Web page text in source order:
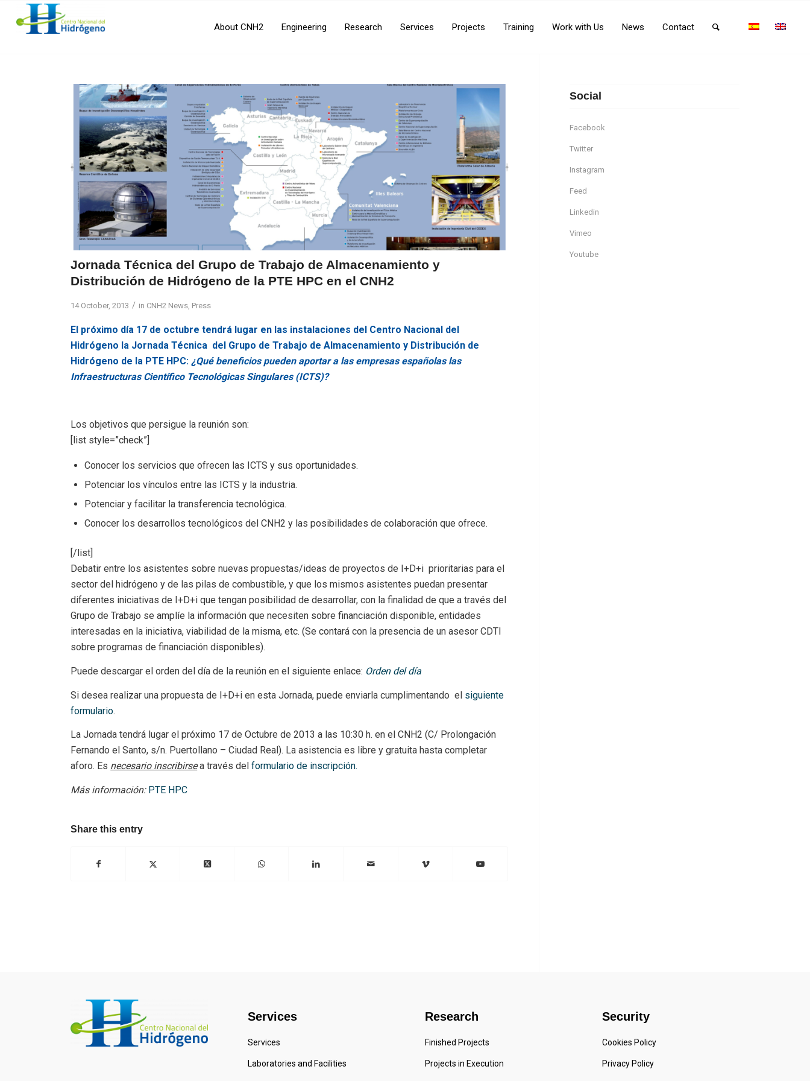
About CNH2 Engineering Research Services Projects Training Work with Us News Contact
Jornada Técnica del Grupo de Trabajo de Almacenamiento y
Distribución de Hidrógeno de la PTE HPC en el CNH2
14 October, 2013 / in CNH2 News, Press
El próximo día 17 de octubre tendrá lugar en las instalaciones del Centro Nacional del
Hidrógeno la Jornada Técnica del Grupo de Trabajo de Almacenamiento y Distribución de
Hidrógeno de la PTE HPC: ¿Qué beneficios pueden aportar a las empresas españolas las
Infraestructuras Científico Tecnológicas Singulares (ICTS)?
Los objetivos que persigue la reunión son:
[list style=”check”]
Conocer los servicios que ofrecen las ICTS y sus oportunidades.
Potenciar los vínculos entre las ICTS y la industria.
Potenciar y facilitar la transferencia tecnológica.
Conocer los desarrollos tecnológicos del CNH2 y las posibilidades de colaboración que ofrece.
[/list]
Debatir entre los asistentes sobre nuevas propuestas/ideas de proyectos de I+D+i prioritarias para el
sector del hidrógeno y de las pilas de combustible, y que los mismos asistentes puedan presentar
diferentes iniciativas de I+D+i que tengan posibilidad de desarrollar, con la finalidad de que a través del
Grupo de Trabajo se amplíe la información que necesiten sobre financiación disponible, entidades
interesadas en la iniciativa, viabilidad de la misma, etc. (Se contará con la presencia de un asesor CDTI
sobre programas de financiación disponibles).
Puede descargar el orden del día de la reunión en el siguiente enlace: Orden del día
Si desea realizar una propuesta de I+D+i en esta Jornada, puede enviarla cumplimentando el siguiente
formulario.
La Jornada tendrá lugar el próximo 17 de Octubre de 2013 a las 10:30 h. en el CNH2 (C/ Prolongación
Fernando el Santo, s/n. Puertollano – Ciudad Real). La asistencia es libre y gratuita hasta completar
aforo. Es necesario inscribirsea través delformulario de inscripción.
Más información: PTE HPC
Share this entry
Social
Facebook
Twitter
Instagram
Feed
Linkedin
Vimeo
Youtube
Services
Services
Laboratories and Facilities
Research
Finished Projects
Projects in Execution
Security
Cookies Policy
Privacy Policy